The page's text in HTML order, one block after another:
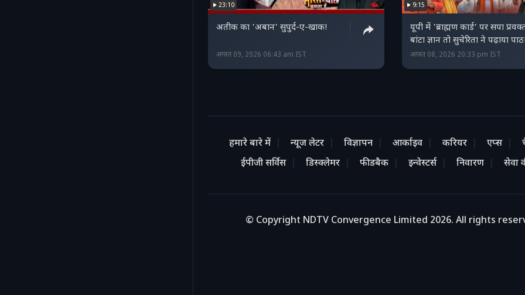
23:10
अतीक का 'अबान' सुपुर्द-ए-खाक!
अगस्त 09, 2026 06:43 am IST
9:15
यूपी में 'ब्राह्मण कार्ड' पर सपा
बांटा ज्ञान तो सुचेरिता ने पढ़ाया
अगस्त 08, 2026 20:33 pm IST
हमारे बारे में न्यूज लेटर विज्ञापन आर्काइव करियर एप्स
ईपीजी सर्विस
डिस्क्लेमर फीडबैक इन्वेस्टर्स निवारण सेवा
© Copyright NDTV Convergence Limited 2026. All rights